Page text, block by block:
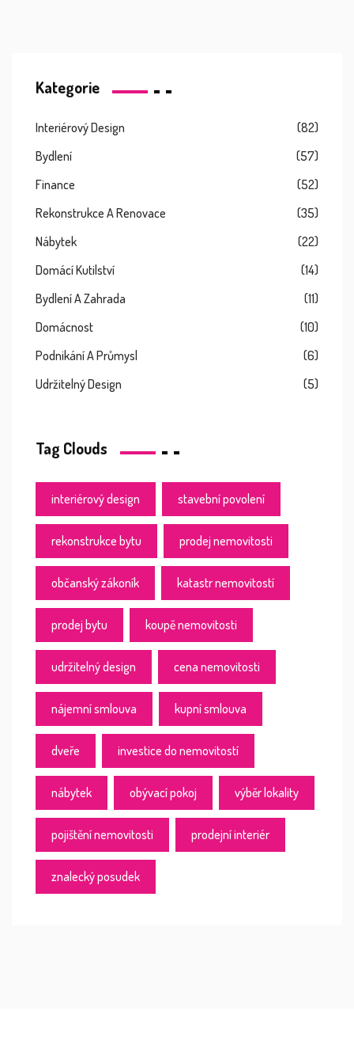
Kategorie
Interiérový Design
(82)
Bydlení
(57)
Finance
(52)
Rekonstrukce A Renovace
(35)
Nábytek
(22)
Domácí Kutilství
(14)
Bydlení A Zahrada
(11)
Domácnost
(10)
Podnikání A Průmysl
(6)
Udržitelný Design
(5)
Tag Clouds
interiérový design stavební povolení
rekonstrukce bytu prodej nemovitosti
občanský zákoník katastr nemovitostí
prodej bytu koupě nemovitosti
udržitelný design cena nemovitosti
nájemní smlouva kupní smlouva
dveře investice do nemovitostí
nábytek obývací pokoj výběr lokality
pojištění nemovitosti prodejní interiér
znalecký posudek